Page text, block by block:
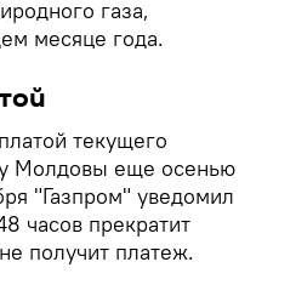
газа,
месяце года.
текущего
Молдовы еще осенью
"Газпром" уведомил
часов прекратит
получит платеж.